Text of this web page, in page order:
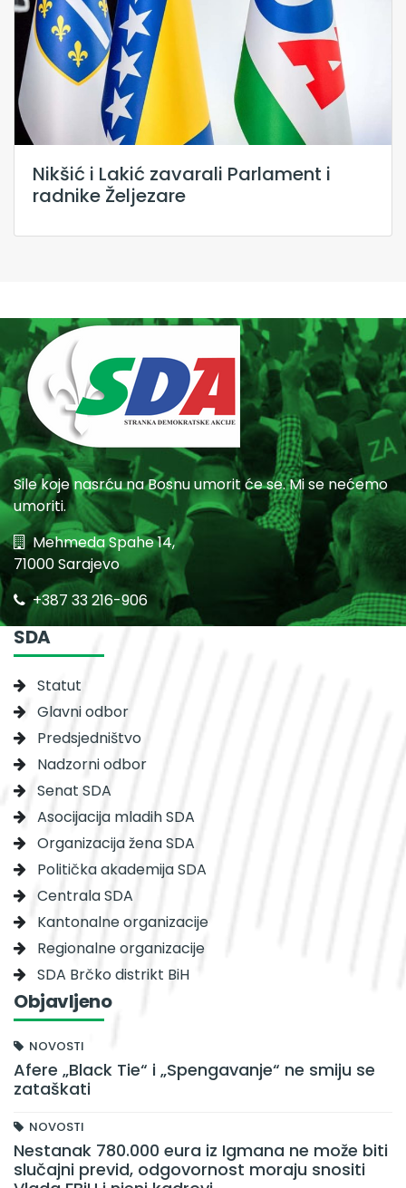
Nikšić i Lakić zavarali Parlament i
radnike Željezare
Sile koje nasrću na Bosnu umorit će se. Mi se nećemo
umoriti.
Mehmeda Spahe 14,
71000 Sarajevo
+387 33 216-906
SDA
Statut
Glavni odbor
Predsjedništvo
Nadzorni odbor
Senat SDA
Asocijacija mladih SDA
Organizacija žena SDA
Politička akademija SDA
Centrala SDA
Kantonalne organizacije
Regionalne organizacije
SDA Brčko distrikt BiH
Objavljeno
NOVOSTI
Afere „Black Tie“ i „Spengavanje“ ne smiju se
zataškati
NOVOSTI
Nestanak 780.000 eura iz Igmana ne može biti
slučajni previd, odgovornost moraju snositi